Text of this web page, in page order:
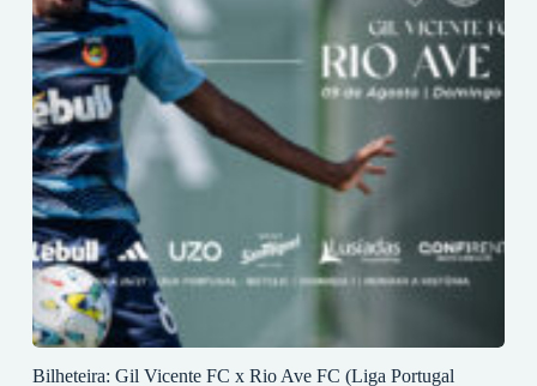
Bilheteira: Gil Vicente FC x Rio Ave FC (Liga Portugal